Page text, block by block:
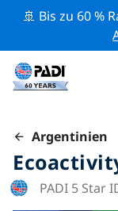
🚢 Bis zu 60 %
Argentinien
PADI 5 Star